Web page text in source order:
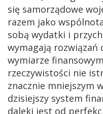
się samorządowe
razem jako
sobą wydatki i
wymagają
wymiarze
rzeczywistości nie
znacznie mniejszym
dzisiejszy system
daleki jest od